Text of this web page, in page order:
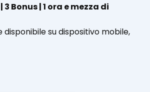
3 Bonus | 1 ora e mezza di
su dispositivo mobile,